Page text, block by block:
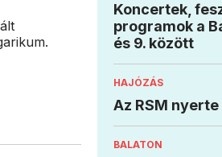
Koncertek,
programok a
és 9. között
HAJÓZÁS
Az RSM
BALATON